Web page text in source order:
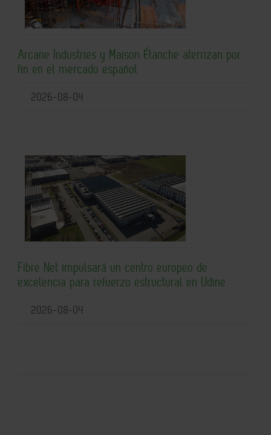
Arcane Industries y Maison Étanche aterrizan por
fin en el mercado español
2026-08-04
Fibre Net impulsará un centro europeo de
excelencia para refuerzo estructural en Udine
2026-08-04